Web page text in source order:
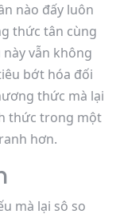
nào đấy luôn
thức tân cùng
vẫn không
bớt hóa đối
thức mà lại
thức trong một
hơn.
mà lại sô so